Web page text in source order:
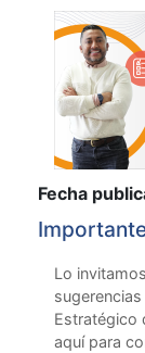
Fecha
Lo
Estratégico
aquí para